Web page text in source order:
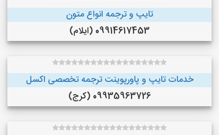
تایپ و ترجمه انواع متون
09914617453 (ایلام)
خدمات تایپ و پاورپوینت ترجمه تخصصی اکسل
09935963726 (کرج)